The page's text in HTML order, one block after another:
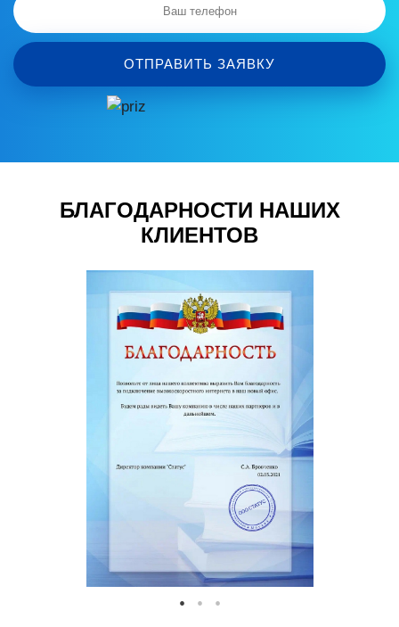
ОТПРАВИТЬ ЗАЯВКУ
БЛАГОДАРНОСТИ НАШИХ
КЛИЕНТОВ